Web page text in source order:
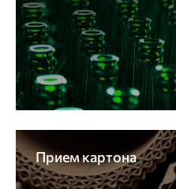
Прием картона